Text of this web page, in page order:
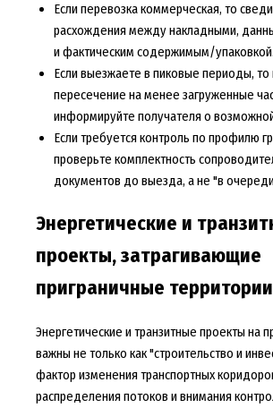
Если перевозка коммерческая, то
расхождения между накладными,
и фактическим содержимым/упаковкой.
Если выезжаете в пиковые периоды, то
пересечение на менее загруженные
информируйте получателя о
Если требуется контроль по профилю
проверьте комплектность
документов до выезда, а не "в
Энергетические и
проекты, затрагивающие
приграничные территории
Энергетические и транзитные проекты на
важны не только как "строительство и
фактор изменения транспортных
распределения потоков и внимания